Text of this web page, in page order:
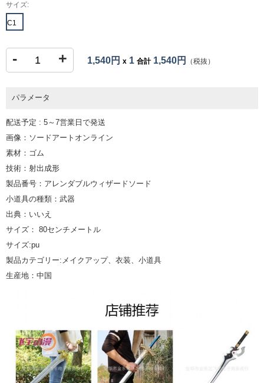
サイズ:
C1
- + 1,540円 x 1 合計1,540円 （税抜）
パラメータ
配送予定 : 5～7営業日で発送
画像：ソードアートオンライン
素材：ゴム
技術：射出成形
製品番号：アレンダブルウィザードソード
小道具の種類：武器
出典：いいえ
サイズ： 80センチメートル
サイズ:pu
製品カテゴリー:メイクアップ、衣装、小道具
生産地：中国